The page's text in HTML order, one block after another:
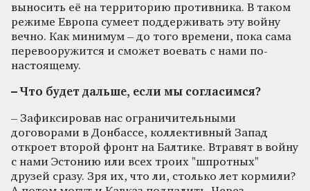
выносить её на территорию противника. В таком
режиме Европа сумеет поддерживать эту войну
вечно. Как минимум – до того времени, пока сама
перевооружится и сможет воевать с нами по-
настоящему.
– Что будет дальше, если мы согласимся?
– Зафиксировав нас ограничительными
договорами в Донбассе, коллективный Запад
откроет второй фронт на Балтике. Втравят в войну
с нами Эстонию или всех троих "шпротных"
друзей сразу. Зря их, что ли, столько лет кормили?